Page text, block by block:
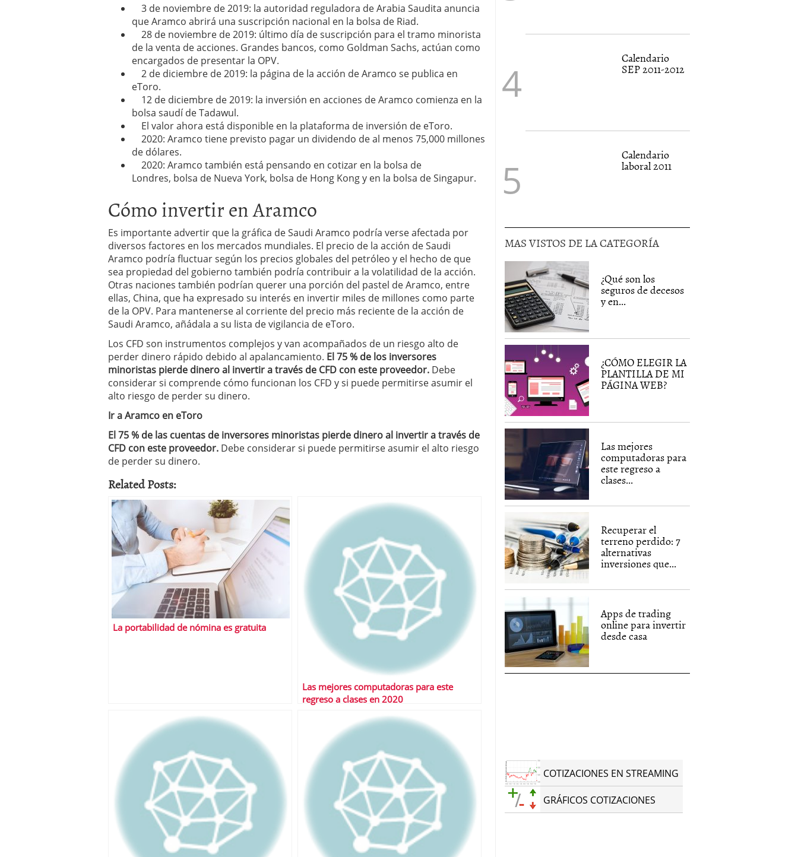
3 de noviembre de 2019: la autoridad reguladora de Arabia Saudita anuncia
que Aramco abrirá una suscripción nacional en la bolsa de Riad.
28 de noviembre de 2019: último día de suscripción para el tramo minorista
de la venta de acciones. Grandes bancos, como Goldman Sachs, actúan como
encargados de presentar la OPV.
2 de diciembre de 2019: la página de la acción de Aramco se publica en
eToro.
12 de diciembre de 2019: la inversión en acciones de Aramco comienza en la
bolsa saudí de Tadawul.
El valor ahora está disponible en la plataforma de inversión de eToro.
2020: Aramco tiene previsto pagar un dividendo de al menos 75,000 millones
de dólares.
2020: Aramco también está pensando en cotizar en la bolsa de
Londres, bolsa de Nueva York, bolsa de Hong Kong y en la bolsa de Singapur.
Cómo invertir en Aramco
Es importante advertir que la gráfica de Saudi Aramco podría verse afectada por
diversos factores en los mercados mundiales. El precio de la acción de Saudi
Aramco podría fluctuar según los precios globales del petróleo y el hecho de que
sea propiedad del gobierno también podría contribuir a la volatilidad de la acción.
Otras naciones también podrían querer una porción del pastel de Aramco, entre
ellas, China, que ha expresado su interés en invertir miles de millones como parte
de la OPV. Para mantenerse al corriente del precio más reciente de la acción de
Saudi Aramco, añádala a su lista de vigilancia de eToro.
Los CFD son instrumentos complejos y van acompañados de un riesgo alto de
perder dinero rápido debido al apalancamiento. El 75 % de los inversores
minoristas pierde dinero al invertir a través de CFD con este proveedor. Debe
considerar si comprende cómo funcionan los CFD y si puede permitirse asumir el
alto riesgo de perder su dinero.
Ir a Aramco en eToro
El 75 % de las cuentas de inversores minoristas pierde dinero al invertir a través de
CFD con este proveedor. Debe considerar si puede permitirse asumir el alto riesgo
de perder su dinero.
Related Posts:
La portabilidad de nómina es gratuita
Las mejores computadoras para este
regreso a clases en 2020
Calendario
SEP 2011-2012
Calendario
laboral 2011
MAS VISTOS DE LA CATEGORÍA
¿Qué son los
seguros de decesos
y en...
¿CÓMO ELEGIR LA
PLANTILLA DE MI
PÁGINA WEB?
Las mejores
computadoras para
este regreso a
clases...
Recuperar el
terreno perdido: 7
alternativas
inversiones que...
Apps de trading
online para invertir
desde casa
COTIZACIONES EN STREAMING
GRÁFICOS COTIZACIONES